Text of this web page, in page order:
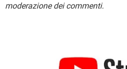
moderazione dei commenti.